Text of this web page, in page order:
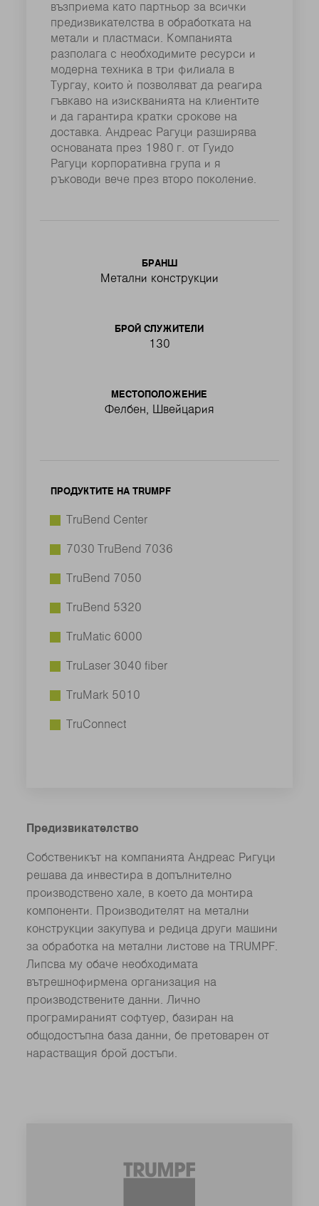
възприема като партньор за всички
предизвикателства в обработката на
метали и пластмаси. Компанията
разполага с необходимите ресурси и
модерна техника в три филиала в
Тургау, които ѝ позволяват да реагира
гъвкаво на изискванията на клиентите
и да гарантира кратки срокове на
доставка. Андреас Рагуци разширява
основаната през 1980 г. от Гуидо
Рагуци корпоративна група и я
ръководи вече през второ поколение.
БРАНШ
Метални конструкции
БРОЙ СЛУЖИТЕЛИ
130
МЕСТОПОЛОЖЕНИЕ
Фелбен, Швейцария
ПРОДУКТИТЕ НА TRUMPF
TruBend Center
7030 TruBend 7036
TruBend 7050
TruBend 5320
TruMatic 6000
TruLaser 3040 fiber
TruMark 5010
TruConnect
Предизвикателство
Собственикът на компанията Андреас Ригуци
решава да инвестира в допълнително
производствено хале, в което да монтира
компоненти. Производителят на метални
конструкции закупува и редица други машини
за обработка на метални листове на TRUMPF.
Липсва му обаче необходимата
вътрешнофирмена организация на
производствените данни. Лично
програмираният софтуер, базиран на
общодостъпна база данни, бе претоварен от
нарастващия брой достъпи.